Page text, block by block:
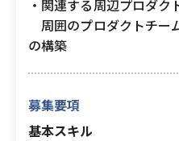
・関連する周辺プロダク
周囲のプロダクトチー
の構築
募集要項
基本スキル